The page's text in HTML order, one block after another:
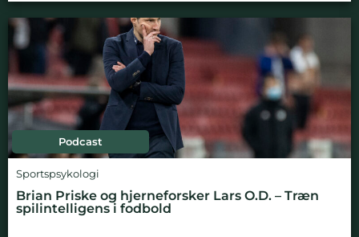
Podcast
Sportspsykologi
Brian Priske og hjerneforsker Lars O.D. – Træn
spilintelligens i fodbold